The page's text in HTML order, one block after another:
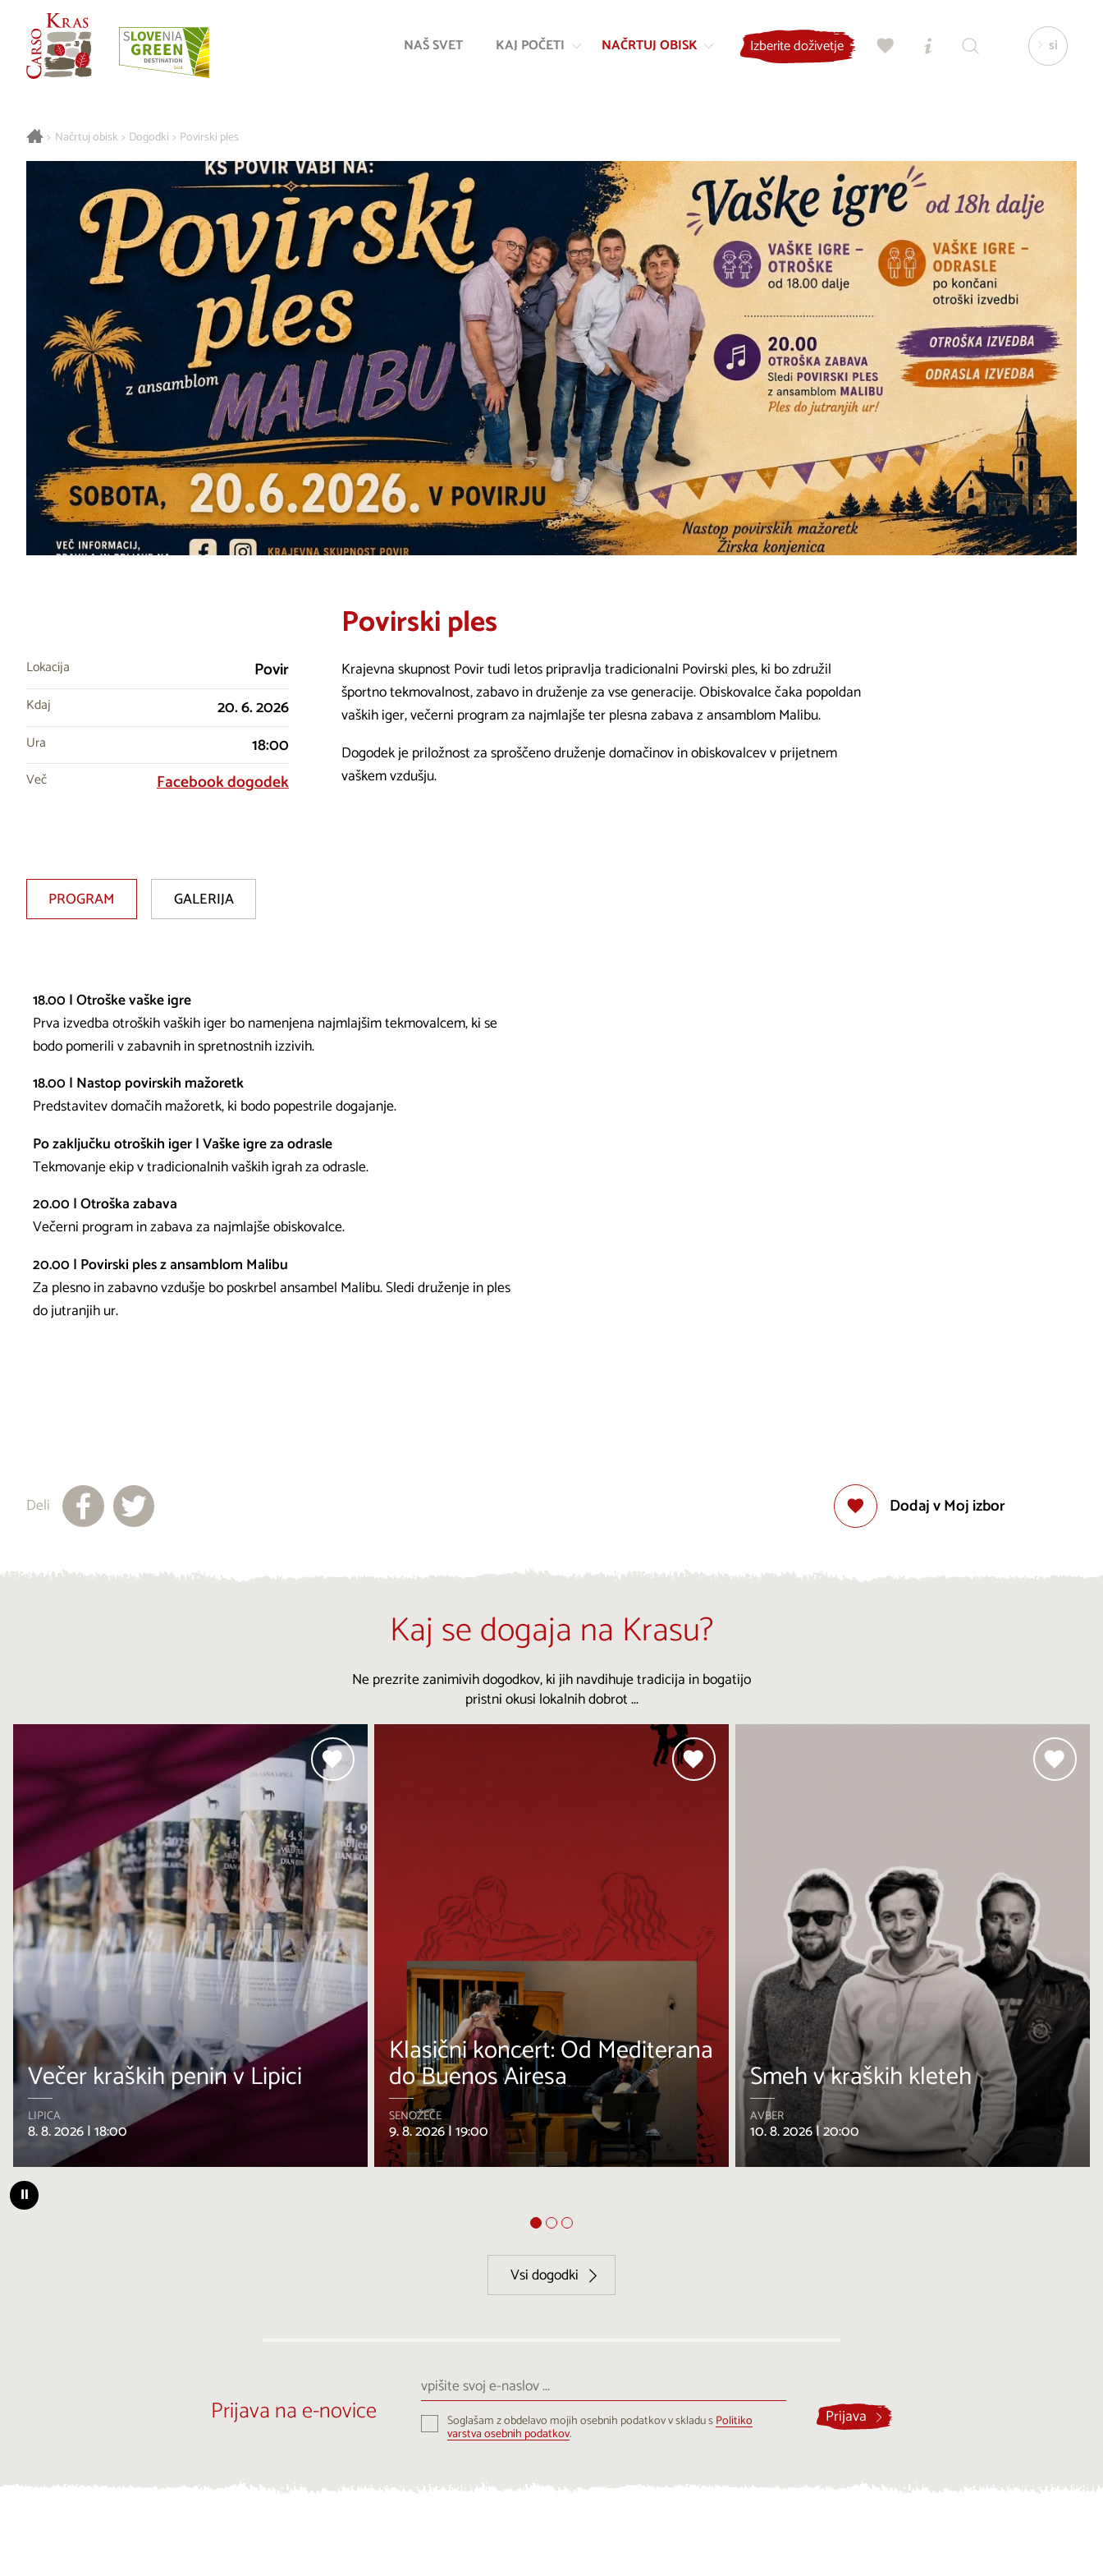
vsebino
NAŠ SVET KAJ POČETI NAČRTUJ OBISK Izberite doživetje si
> Načrtuj obisk > Dogodki > Povirski ples
Povirski ples
Lokacija Povir
Kdaj 20. 6. 2026
Ura 18:00
Več Facebook dogodek
Krajevna skupnost Povir tudi letos pripravlja tradicionalni Povirski ples, ki bo združil
športno tekmovalnost, zabavo in druženje za vse generacije. Obiskovalce čaka popoldan
vaških iger, večerni program za najmlajše ter plesna zabava z ansamblom Malibu.
Dogodek je priložnost za sproščeno druženje domačinov in obiskovalcev v prijetnem
vaškem vzdušju.
PROGRAM GALERIJA
18.00 | Otroške vaške igre
Prva izvedba otroških vaških iger bo namenjena najmlajšim tekmovalcem, ki se
bodo pomerili v zabavnih in spretnostnih izzivih.
18.00 | Nastop povirskih mažoretk
Predstavitev domačih mažoretk, ki bodo popestrile dogajanje.
Po zaključku otroških iger | Vaške igre za odrasle
Tekmovanje ekip v tradicionalnih vaških igrah za odrasle.
20.00 | Otroška zabava
Večerni program in zabava za najmlajše obiskovalce.
20.00 | Povirski ples z ansamblom Malibu
Za plesno in zabavno vzdušje bo poskrbel ansambel Malibu. Sledi druženje in ples
do jutranjih ur.
Dodaj v Moj izbor
Deli
Kaj se dogaja na Krasu?
Ne prezrite zanimivih dogodkov, ki jih navdihuje tradicija in bogatijo
pristni okusi lokalnih dobrot ...
Večer kraških penin v Lipici
LIPICA
8. 8. 2026 |18:00
Klasični koncert: Od Mediterana
do Buenos Airesa
SENOŽEČE
9. 8. 2026 |19:00
Smeh v kraških kleteh
AVBER
10. 8. 2026 |20:00
⏸
Vsi dogodki
Prijava na e-novice
vpišite
svoj
e-
naslovSoglašam z obdelavo mojih osebnih podatkov v skladu sPolitiko
varstva osebnih podatkov.
Prijava